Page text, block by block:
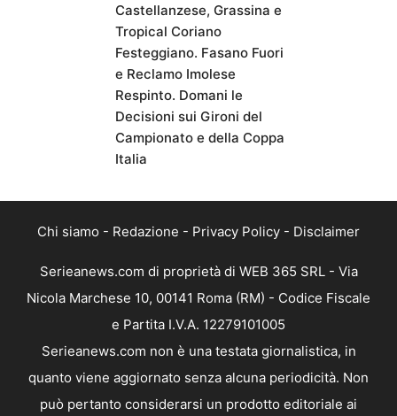
Castellanzese, Grassina e
Tropical Coriano
Festeggiano. Fasano Fuori
e Reclamo Imolese
Respinto. Domani le
Decisioni sui Gironi del
Campionato e della Coppa
Italia
Chi siamo - Redazione - Privacy Policy - Disclaimer
Serieanews.com di proprietà di WEB 365 SRL - Via
Nicola Marchese 10, 00141 Roma (RM) - Codice Fiscale
e Partita I.V.A. 12279101005
Serieanews.com non è una testata giornalistica, in
quanto viene aggiornato senza alcuna periodicità. Non
può pertanto considerarsi un prodotto editoriale ai